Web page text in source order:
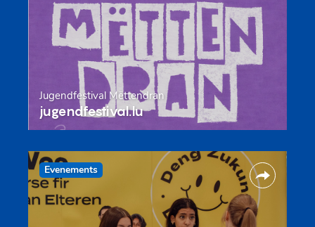
Jugendfestival Mëttendran
jugendfestival.lu
Evenements